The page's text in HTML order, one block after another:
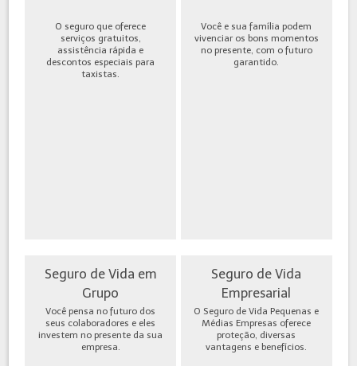
O seguro que oferece
serviços gratuitos,
assistência rápida e
descontos especiais para
taxistas.
Você e sua família podem
vivenciar os bons momentos
no presente, com o futuro
garantido.
Seguro de Vida em
Grupo
Você pensa no futuro dos
seus colaboradores e eles
investem no presente da sua
empresa.
Seguro de Vida
Empresarial
O Seguro de Vida Pequenas e
Médias Empresas oferece
proteção, diversas
vantagens e benefícios.